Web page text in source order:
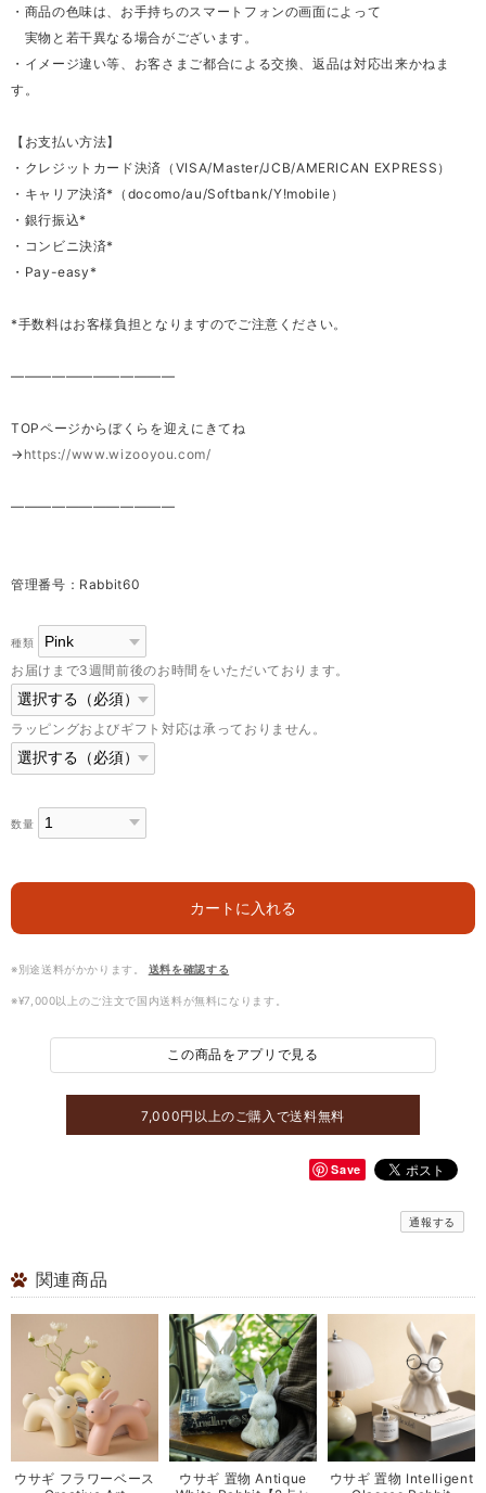
・商品の色味は、お手持ちのスマートフォンの画面によって
実物と若干異なる場合がございます。
・イメージ違い等、お客さまご都合による交換、返品は対応出来かねま
す。
【お支払い方法】
・クレジットカード決済（VISA/Master/JCB/AMERICAN EXPRESS）
・キャリア決済*（docomo/au/Softbank/Y!mobile）
・銀行振込*
・コンビニ決済*
・Pay-easy*
*手数料はお客様負担となりますのでご注意ください。
————————————
TOPページからぼくらを迎えにきてね
→ https://www.wizooyou.com/
————————————
管理番号：Rabbit60
種類
お届けまで3週間前後のお時間をいただいております。
ラッピングおよびギフト対応は承っておりません。
数量
カートに入れる
※別途送料がかかります。 送料を確認する
※¥7,000以上のご注文で国内送料が無料になります。
この商品をアプリで見る
7,000円以上のご購入で送料無料
Save
通報する
関連商品
ウサギ フラワーベース
ウサギ 置物 Antique
ウサギ 置物 Intelligent